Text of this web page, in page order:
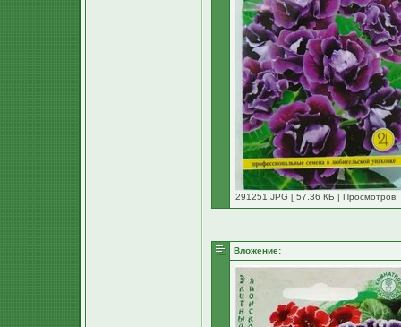
291251.JPG [ 57.36 КБ | Просмотров:
Вложение: